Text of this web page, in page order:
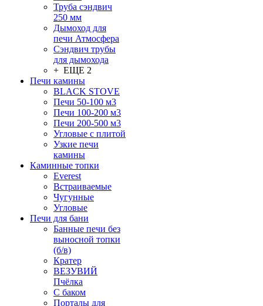
Труба сэндвич
250 мм
Дымоход для
печи Атмосфера
Сэндвич трубы
для дымохода
+ ЕЩЕ 2
Печи камины
BLACK STOVE
Печи 50-100 м3
Печи 100-200 м3
Печи 200-500 м3
Угловые с плитой
Узкие печи
камины
Каминные топки
Everest
Встраиваемые
Чугунные
Угловые
Печи для бани
Банные печи без
выносной топки
(б/в)
Кратер
ВЕЗУВИЙ
Пчёлка
С баком
Порталы для